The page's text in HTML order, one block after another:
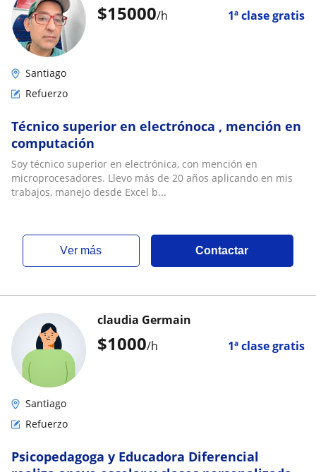
$15000/h 1ª clase gratis
Santiago
Refuerzo
Técnico superior en electrónoca , mención en
computación
Soy técnico superior en electrónica, con mención en
microprocesadores. Llevo más de 20 años aplicando en mis
trabajos, manejo desde Excel b...
ver más Contactar
$1000/h 1ª clase gratis
claudia Germain
Santiago
Refuerzo
Psicopedagoga y Educadora Diferencial